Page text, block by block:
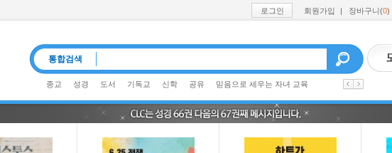
로그인 회원가입 | 장바구니(0)
통합검색
종교 성경 도서 기독교 신학 공유 믿음으로 세우는 자녀 교육